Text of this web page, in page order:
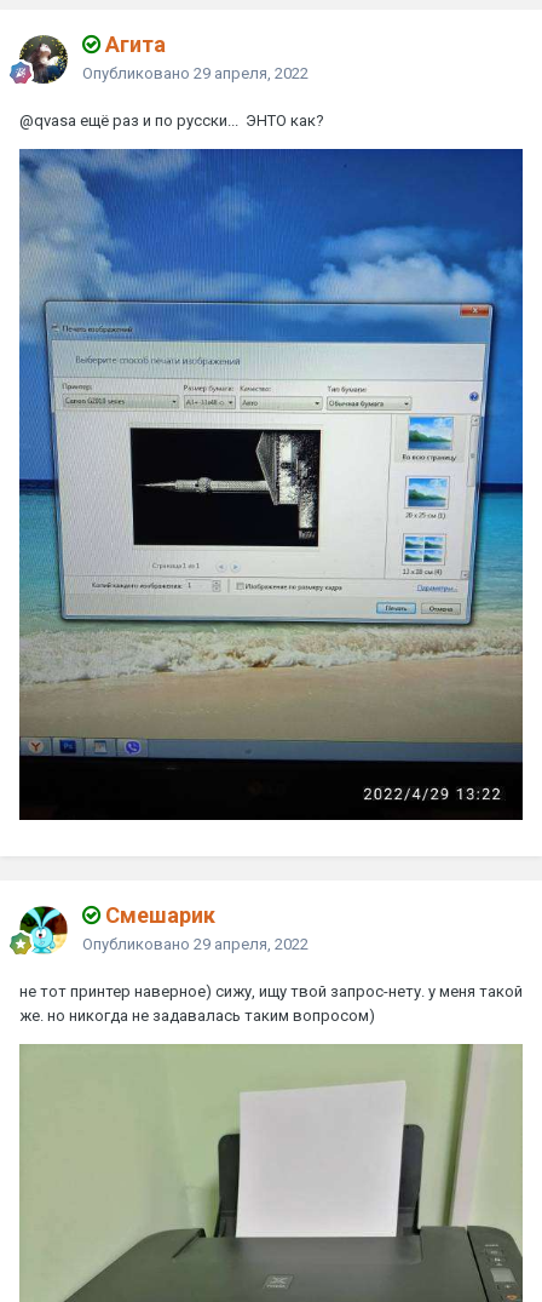
Агита
Опубликовано 29 апреля, 2022
@qvasa ещё раз и по русски... ЭНТО как?
Смешарик
Опубликовано 29 апреля, 2022
не тот принтер наверное) сижу, ищу твой запрос-нету. у меня такой
же. но никогда не задавалась таким вопросом)